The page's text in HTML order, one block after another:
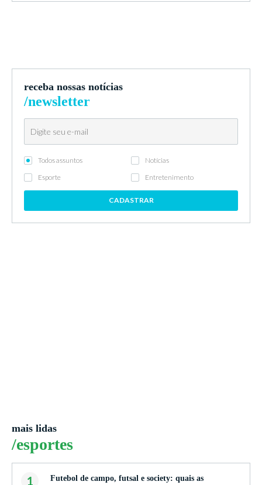
receba nossas notícias
/newsletter
Todos assuntos
Notícias
Esporte
Entretenimento
CADASTRAR
mais lidas
/esportes
1
Futebol de campo, futsal e society: quais as